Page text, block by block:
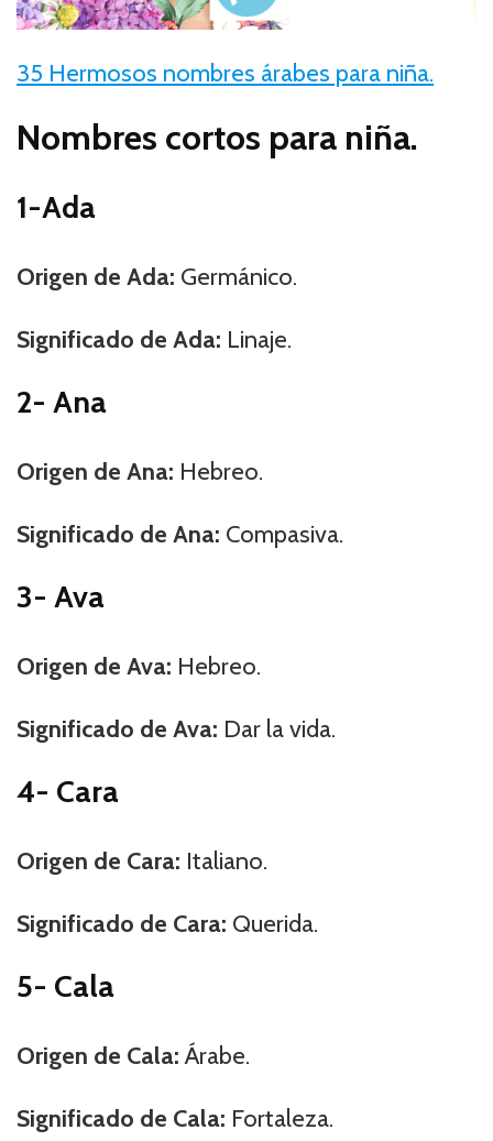
35 Hermosos nombres árabes para niña.
Nombres cortos para niña.
1-Ada
Origen de Ada: Germánico.
Significado de Ada: Linaje.
2- Ana
Origen de Ana: Hebreo.
Significado de Ana: Compasiva.
3- Ava
Origen de Ava: Hebreo.
Significado de Ava: Dar la vida.
4- Cara
Origen de Cara: Italiano.
Significado de Cara: Querida.
5- Cala
Origen de Cala:Árabe.
Significado de Cala: Fortaleza.